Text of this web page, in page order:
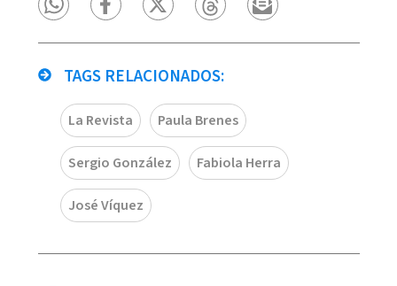
TAGS RELACIONADOS:
La Revista Paula Brenes
Sergio González Fabiola Herra
José Víquez